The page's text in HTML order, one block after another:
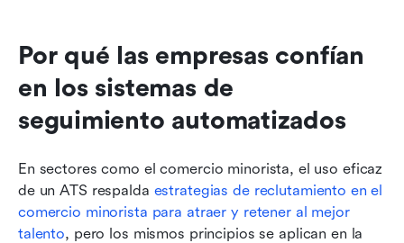
Por qué las empresas confían
en los sistemas de
seguimiento automatizados
En sectores como el comercio minorista, el uso eficaz
de un ATS respalda estrategias de reclutamiento en el
comercio minorista para atraer y retener al mejor
talento, pero los mismos principios se aplican en la